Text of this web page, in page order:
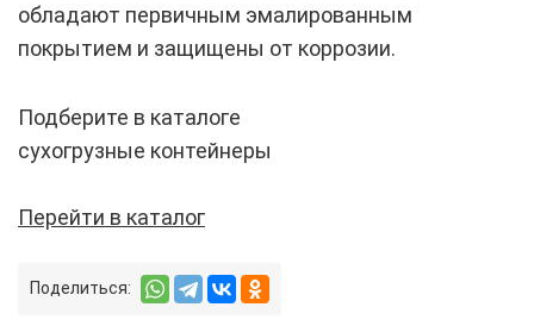
обладают первичным эмалированным
покрытием и защищены от коррозии.
Подберите в каталоге
сухогрузные контейнеры
Перейти в каталог
Поделиться: